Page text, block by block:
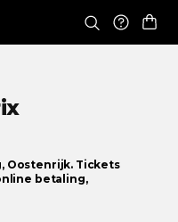
Oostenrijk. Tickets
betaling,